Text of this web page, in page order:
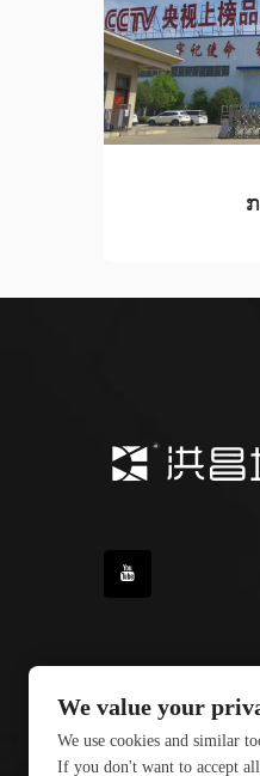
We value your
We use cookies and similar
If you don't want to accept